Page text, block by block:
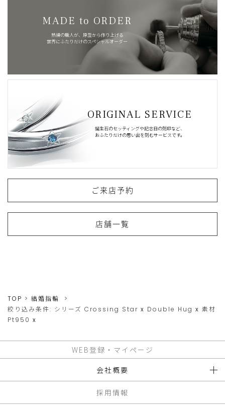
MADE to ORDER
熟練の職人が、原型から作り上げる
世界にふたりだけのスペシャルオーダー
ORIGINAL SERVICE
誕生石のセッティングや記念日の刻印など、
おふたりだけの思い出を刻むサービスです。
ご来店予約
店舗一覧
TOP
結婚指輪
絞り込み条件: シリーズ Crossing Star x Double Hug x 素材
Pt950 x
WEB登録・マイページ
会社概要
採用情報